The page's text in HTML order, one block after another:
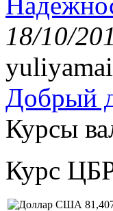
18/10/
Добрый
Курсы
Курс